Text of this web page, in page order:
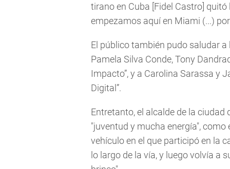
tirano en Cuba [Fidel Castro]
empezamos aquí en Miami (...)
El público también pudo saludar
Pamela Silva Conde, Tony
Impacto”, y a Carolina Sarassa y
Digital”.
Entretanto, el alcalde de la
"juventud y mucha energía",
vehículo en el que participó en la
lo largo de la vía, y luego volvía a